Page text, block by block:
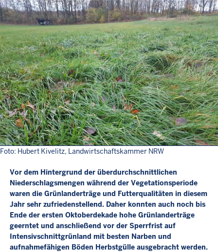
Foto: Hubert Kivelitz, Landwirtschaftskammer NRW
Vor dem Hintergrund der überdurchschnittlichen
Niederschlagsmengen während der Vegetationsperiode
waren die Grünlanderträge und Futterqualitäten in diesem
Jahr sehr zufriedenstellend. Daher konnten auch noch bis
Ende der ersten Oktoberdekade hohe Grünlanderträge
geerntet und anschließend vor der Sperrfrist auf
Intensivschnittgrünland mit besten Narben und
aufnahmefähigen Böden Herbstgülle ausgebracht werden.